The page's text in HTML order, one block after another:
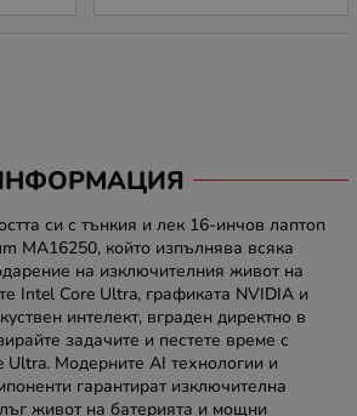
си с тънкия и лек 16-инчов лаптоп
MA16250, който изпълнява всяка
на изключителния живот на
Intel Core Ultra, графиката NVIDIA и
интелект, вграден директно в
задачите и пестете време с
Ultra. Модерните AI технологии и
гарантират изключителна
живот на батерията и мощни